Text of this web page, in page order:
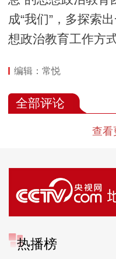
成“我们”，多探索
想政治教育工作方式
编辑：常悦
全部评论
查看
热播榜